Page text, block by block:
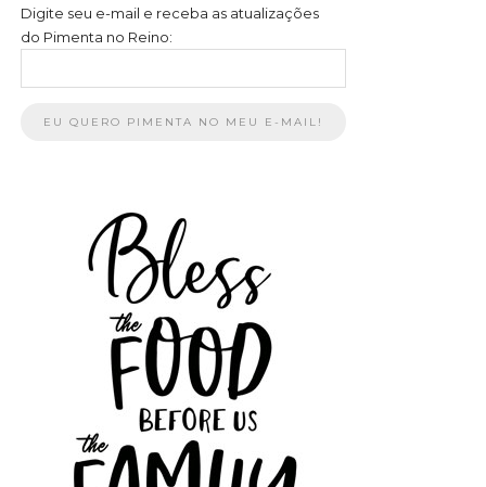
Digite seu e-mail e receba as atualizações
do Pimenta no Reino: